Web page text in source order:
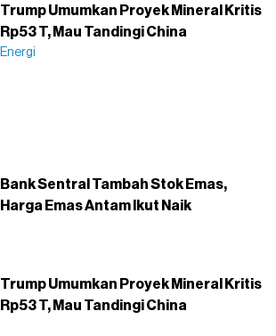
Trump Umumkan Proyek Mineral Kritis
Rp53 T, Mau Tandingi China
Energi
Bank Sentral Tambah Stok Emas,
Harga Emas Antam Ikut Naik
Trump Umumkan Proyek Mineral Kritis
Rp53 T, Mau Tandingi China